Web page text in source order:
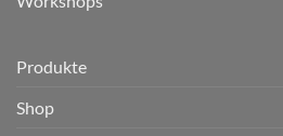
Produkte
Shop